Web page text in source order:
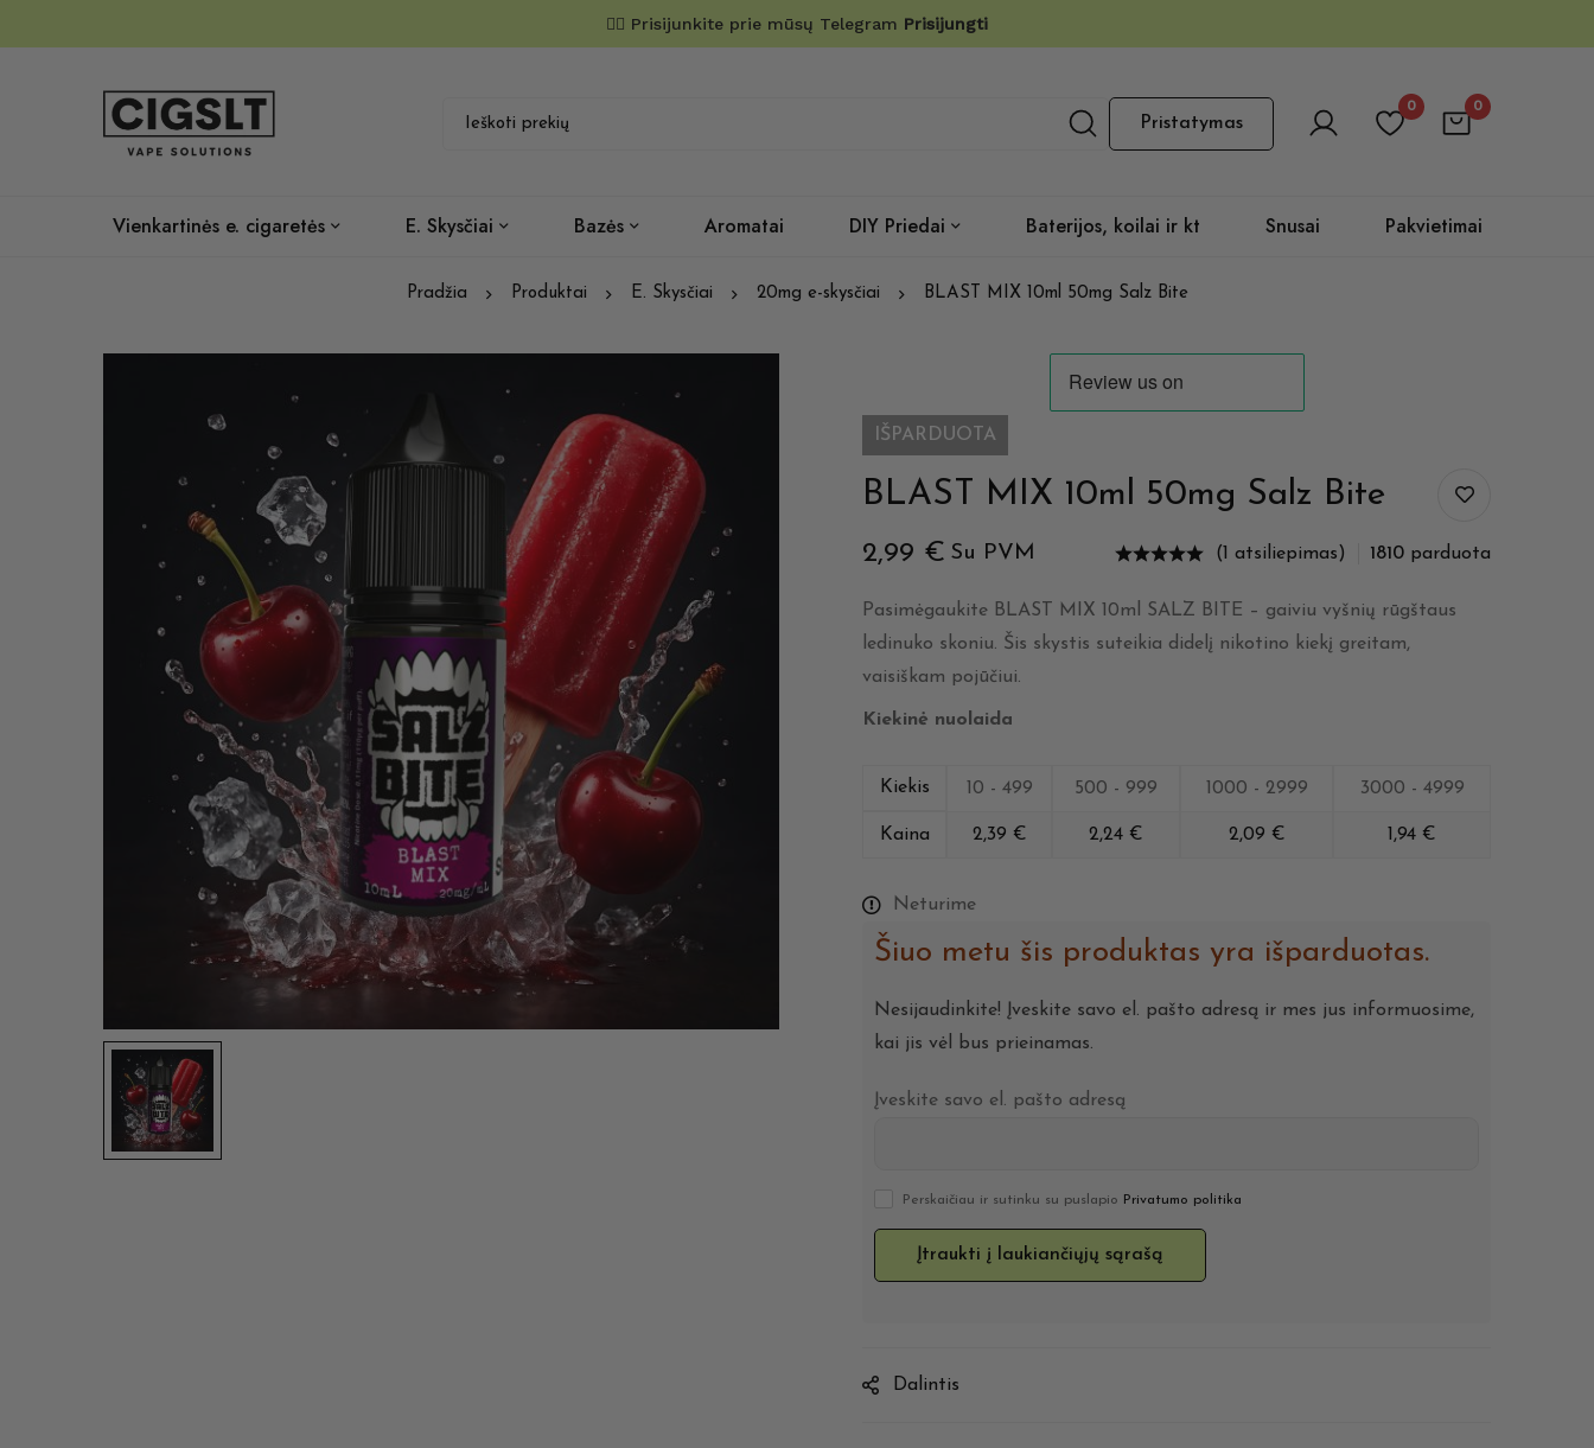
✌🏼 Prisijunkite prie mūsų Telegram Prisijungti
Pristatymas
0 0
Vienkartinės e. cigaretės E. Skysčiai Bazės Aromatai DIY Priedai Baterijos, koilai ir kt Snusai Pakvietimai
Pradžia Produktai E. Skysčiai 20mg e-skysčiai BLAST MIX 10ml 50mg Salz Bite
IŠPARDUOTA
BLAST MIX 10ml 50mg Salz Bite
2,99 € Su PVM (1 atsiliepimas) 1810 parduota
Pasimėgaukite BLAST MIX 10ml SALZ BITE – gaiviu vyšnių rūgštaus
ledinuko skoniu. Šis skystis suteikia didelį nikotino kiekį greitam,
vaisiškam pojūčiui.
Kiekinė nuolaida
Kiekis 10 - 499 500 - 999 1000 - 2999 3000 - 4999
Kaina 2,39 € 2,24 € 2,09 € 1,94 €
Neturime
Šiuo metu šis produktas yra išparduotas.
Nesijaudinkite! Įveskite savo el. pašto adresą ir mes jus informuosime,
kai jis vėl bus prieinamas.
Įveskite savo el. pašto adresą
Perskaičiau ir sutinku su puslapio Privatumo politika
Dalintis